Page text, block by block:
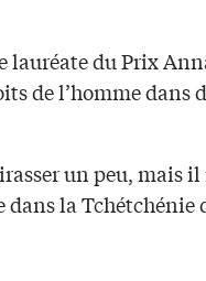
lauréate du Prix
de l’homme dans
un peu, mais
dans la Tchétchénie